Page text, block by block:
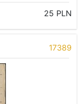
25 PLN
17389